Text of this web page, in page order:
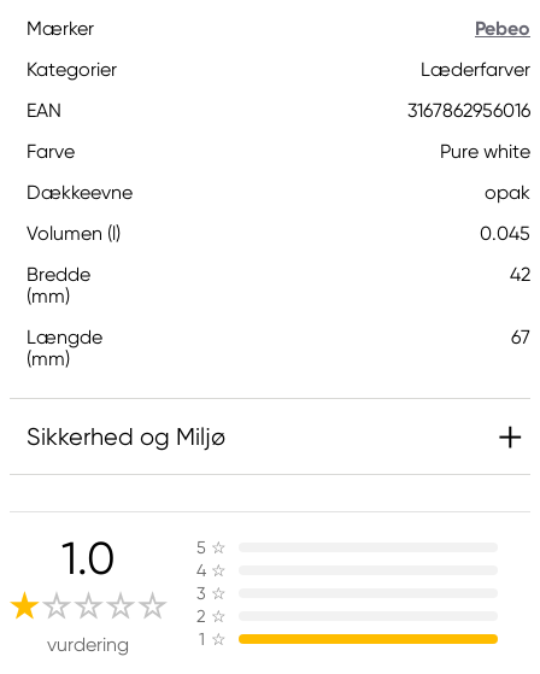
Mærker
Pebeo
Kategorier
Læderfarver
EAN
3167862956016
Farve
Pure white
Dækkeevne
opak
Volumen (l)
0.045
Bredde
(mm)
42
Længde
(mm)
67
Sikkerhed og Miljø
Indeholder 5-chlor-2-methyl-2H-isothiazol-3-on
og 2-methyl-2H-isothiazol-3-on (3:1) og 1,2-
benzisothiazol-3(2H)-on (biocid). Kan udløse
allergisk reaction.
1.0
vurdering
5 ☆
4 ☆
3 ☆
2 ☆
1 ☆